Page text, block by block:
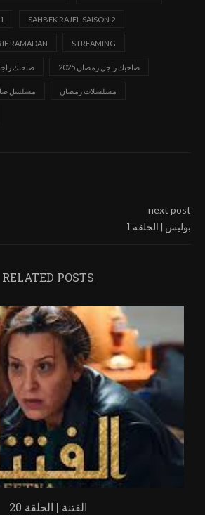
SAHBEK RAJEL SAISON 2
RAMADAN STREAMING
صاحبك راجل صاحبك راجل رمضان 2025
مسلسل مسلسلات رمضان
next post
بوليس | الحلقة 1
RELATED POSTS
الفتنة | الحلقة 20